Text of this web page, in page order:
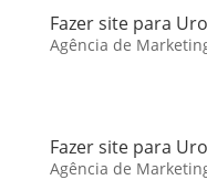
Fazer site para
Agência de
Fazer site para
Agência de